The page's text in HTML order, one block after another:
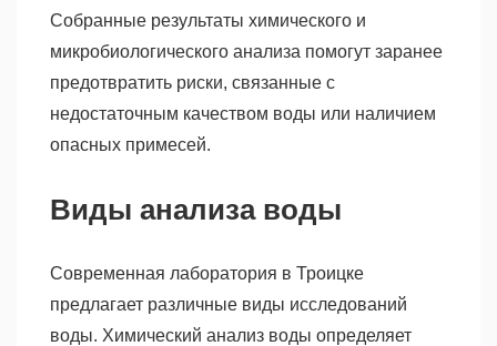
Собранные результаты химического и
микробиологического анализа помогут заранее
предотвратить риски, связанные с
недостаточным качеством воды или наличием
опасных примесей.
Виды анализа воды
Современная лаборатория в Троицке
предлагает различные виды исследований
воды. Химический анализ воды определяет